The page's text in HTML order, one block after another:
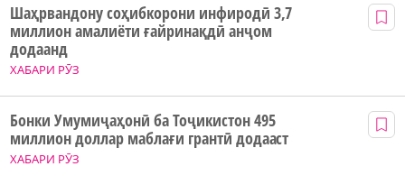
ХАБАРИ РӮЗ
Шаҳрвандону соҳибкорони инфиродӣ 3,7
миллион амалиёти ғайринақдӣ анҷом
додаанд
ХАБАРИ РӮЗ
Бонки Умумиҷаҳонӣ ба Тоҷикистон 495
миллион доллар маблағи грантӣ додааст